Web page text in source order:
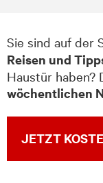
Sie sind auf der
Reisen und
Haustür haben?
wöchentlichen
JETZT